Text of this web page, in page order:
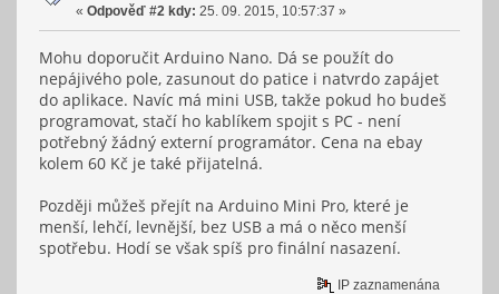
« Odpověď #2 kdy: 25. 09. 2015, 10:57:37 »
Mohu doporučit Arduino Nano. Dá se použít do
nepájivého pole, zasunout do patice i natvrdo zapájet
do aplikace. Navíc má mini USB, takže pokud ho budeš
programovat, stačí ho kablíkem spojit s PC - není
potřebný žádný externí programátor. Cena na ebay
kolem 60 Kč je také přijatelná.
Později můžeš přejít na Arduino Mini Pro, které je
menší, lehčí, levnější, bez USB a má o něco menší
spotřebu. Hodí se však spíš pro finální nasazení.
IP zaznamenána